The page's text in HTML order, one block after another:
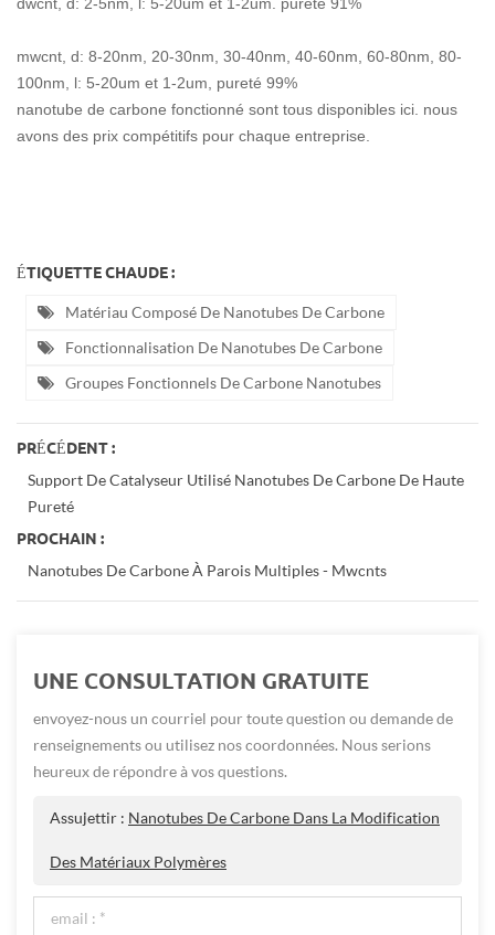
dwcnt, d: 2-5nm, l: 5-20um et 1-2um. pureté 91%
mwcnt, d: 8-20nm, 20-30nm, 30-40nm, 40-60nm, 60-80nm, 80-
100nm, l: 5-20um et 1-2um, pureté 99%
nanotube de carbone fonctionné sont tous disponibles ici. nous
avons des prix compétitifs pour chaque entreprise.
ÉTIQUETTE CHAUDE :
Matériau Composé De Nanotubes De Carbone
Fonctionnalisation De Nanotubes De Carbone
Groupes Fonctionnels De Carbone Nanotubes
PRÉCÉDENT :
Support De Catalyseur Utilisé Nanotubes De Carbone De Haute
Pureté
PROCHAIN :
Nanotubes De Carbone À Parois Multiples - Mwcnts
UNE CONSULTATION GRATUITE
envoyez-nous un courriel pour toute question ou demande de
renseignements ou utilisez nos coordonnées. Nous serions
heureux de répondre à vos questions.
Assujettir : Nanotubes De Carbone Dans La Modification
Des Matériaux Polymères